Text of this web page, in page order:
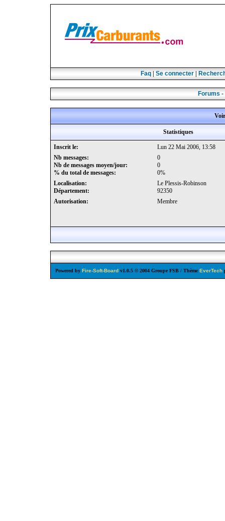
Faq| Se connecter|
Forums -
Statistiques
Inscrit le:
Lun 22 Mai 2006, 13:58
Nb messages:
Nb de messages moyen/jour:
% du total de messages:
0
0
0%
Localisation:
Département:
Le Plessis-Robinson
92350
Autorisation:
Membre
Powered by Fire-Soft-Board v1.0.5 © 2004 Groupe FSB / Thème EverTech